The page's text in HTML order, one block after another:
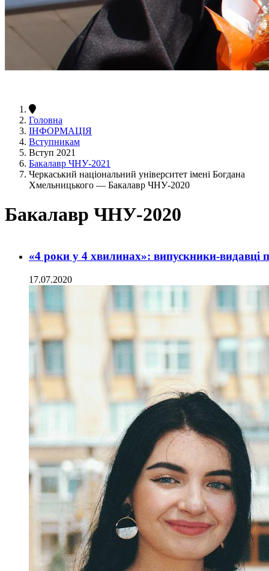
Головна
ІНФОРМАЦІЯ
Вступникам
Вступ 2021
Бакалавр ЧНУ-2021
Черкаський національний університет імені Богдана
Хмельницького — Бакалавр ЧНУ-2020
Бакалавр ЧНУ-2020
«4 роки у 4 хвилинах»: випускники-видавці
17.07.2020